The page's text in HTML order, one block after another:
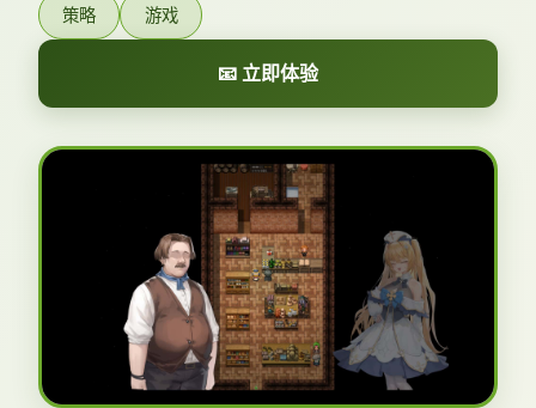
策略 游戏
📧 立即体验